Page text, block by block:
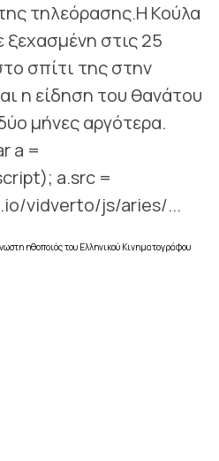
τηλεόρασης.Η Κούλα
στις 25
σπίτι της στην
η είδηση του θανάτου
μήνες αργότερα.
a =
a.src =
vidverto/js/aries/...